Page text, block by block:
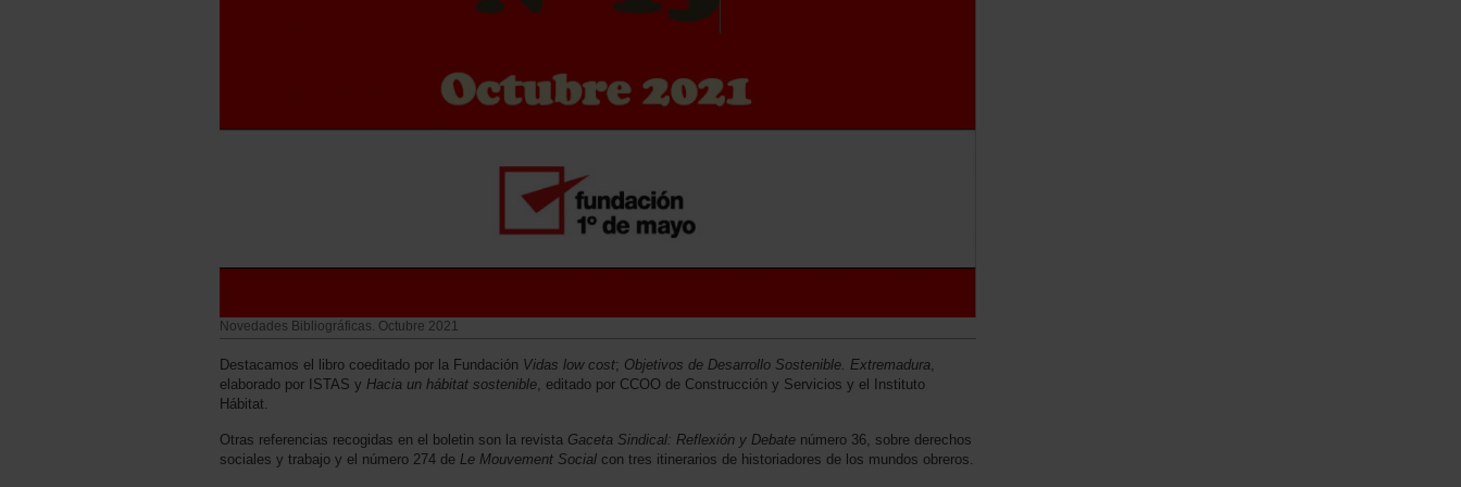
Novedades Bibliográficas. Octubre 2021
Destacamos el libro coeditado por la Fundación Vidas low cost; Objetivos de Desarrollo Sostenible. Extremadura,
elaborado por ISTAS y Hacia un hábitat sostenible, editado por CCOO de Construcción y Servicios y el Instituto
Hábitat.
Otras referencias recogidas en el boletin son la revista Gaceta Sindical: Reflexión y Debate número 36, sobre derechos
sociales y trabajo y el número 274 de Le Mouvement Social con tres itinerarios de historiadores de los mundos obreros.